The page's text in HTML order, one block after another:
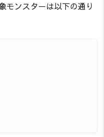
モンスターは以下の通り